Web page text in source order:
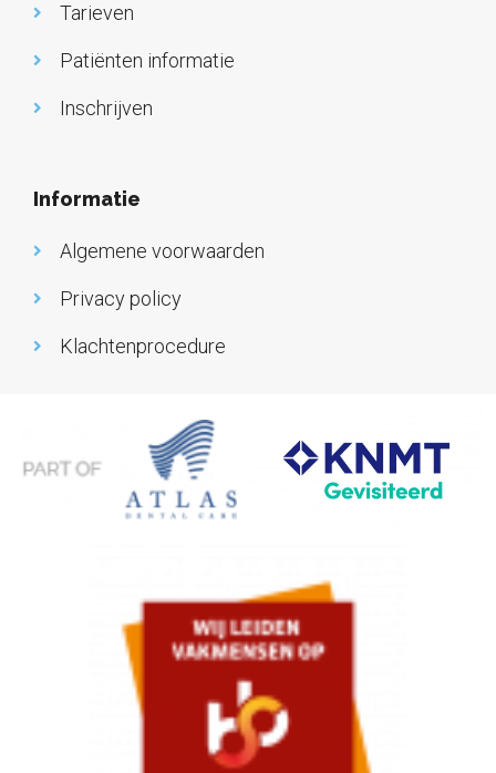
Tarieven
Patiënten informatie
Inschrijven
Informatie
Algemene voorwaarden
Privacy policy
Klachtenprocedure